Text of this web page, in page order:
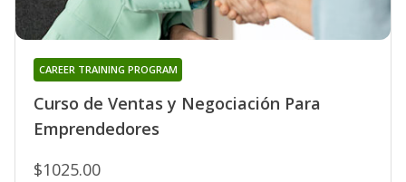
Curso de Ventas y Negociación Para
Emprendedores
CAREER TRAINING PROGRAM
$1025.00